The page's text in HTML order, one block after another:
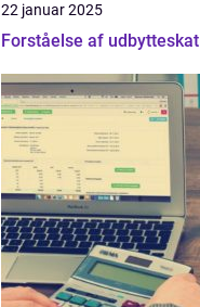
22 januar 2025
Forståelse af udbytteskat